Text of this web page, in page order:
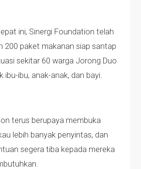
ini, Sinergi Foundation telah
200 paket makanan siap santap
sekitar 60 warga Jorong Duo
ibu-ibu, anak-anak, dan bayi.
terus berupaya membuka
lebih banyak penyintas, dan
segera tiba kepada mereka